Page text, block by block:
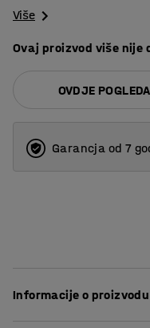
Više
Ovaj proizvod više nije
OVDJE
Garancja od 7
Informacije o proizvodu